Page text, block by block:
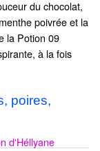
du chocolat,
poivrée et la
la Potion 09
à la fois
poires,
d'Héllyane